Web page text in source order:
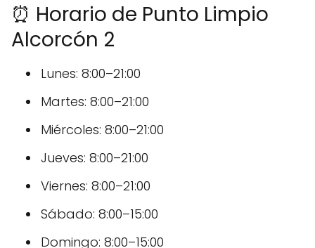
⏰ Horario de Punto Limpio
Alcorcón 2
Lunes: 8:00–21:00
Martes: 8:00–21:00
Miércoles: 8:00–21:00
Jueves: 8:00–21:00
Viernes: 8:00–21:00
Sábado: 8:00–15:00
Domingo: 8:00–15:00